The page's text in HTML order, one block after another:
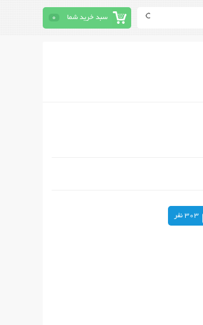
سبد خرید شما 0
303 نفر